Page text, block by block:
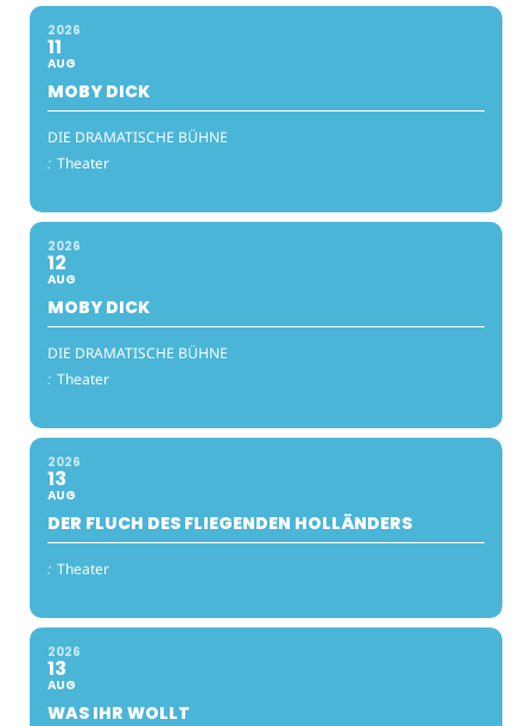
2026
11
AUG
MOBY DICK
DIE DRAMATISCHE BÜHNE
: Theater
2026
12
AUG
MOBY DICK
DIE DRAMATISCHE BÜHNE
: Theater
2026
13
AUG
DER FLUCH DES FLIEGENDEN HOLLÄNDERS
: Theater
2026
13
AUG
WAS IHR WOLLT